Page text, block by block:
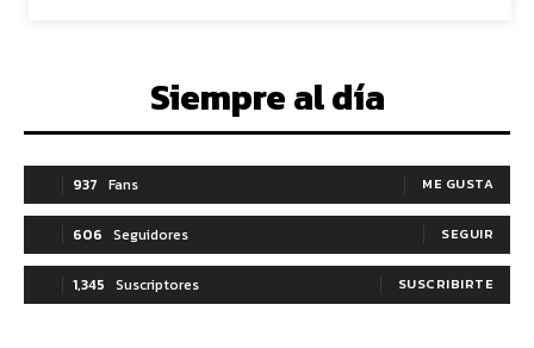
Siempre al día
937 Fans ME GUSTA
606 Seguidores SEGUIR
1,345 Suscriptores SUSCRIBIRTE